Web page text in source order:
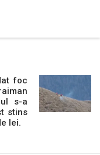
foc
s-a
stins
lei.